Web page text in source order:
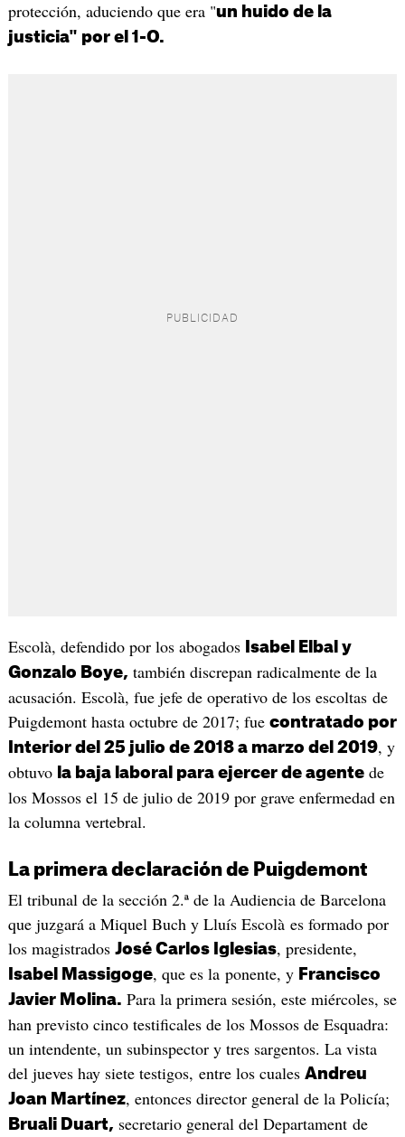
protección, aduciendo que era "un huido de la
justicia" por el 1-O.
Escolà, defendido por los abogados
Isabel Elbal y
Gonzalo Boye, también discrepan radicalmente de la
acusación. Escolà, fue jefe de operativo de los escoltas de
Puigdemont hasta octubre de 2017; fue contratado por
Interior del 25 julio de 2018 a marzo del 2019, y
obtuvo la baja laboral para ejercer de agentede
los Mossos el 15 de julio de 2019 por grave enfermedad en
la columna vertebral.
La primera declaración de Puigdemont
El tribunal de la sección 2.ª de la Audiencia de Barcelona
que juzgará a Miquel Buch y Lluís Escolà es formado por
los magistrados José Carlos Iglesias, presidente,
Isabel Massigoge, que es la ponente, y Francisco
Javier Molina. Para la primera sesión, este miércoles, se
han previsto cinco testificales de los Mossos de Esquadra:
un intendente, un subinspector y tres sargentos. La vista
del jueves hay siete testigos, entre los cuales Andreu
Joan Martínez, entonces director general de la Policía;
Bruali Duart, secretario general del Departament de